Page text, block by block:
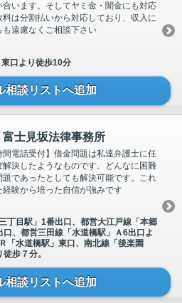
います。そしてヤミ金・闇金にも対応
料は分割払いから対応しており、収入に
遠慮なくご相談下さい
口より徒歩10分
相談リストへ追加
富士見坂法律事務所
間電話受付】借金問題は私達弁護士に任
決したようなものです。どんなに困難
であったとしても解決可能です。これ
経験から培った自信が強みです
丁目駅」1番出口、都営大江戸線「本郷
口、都営三田線「水道橋駅」Ａ6出口よ
「水道橋駅」東口、南北線「後楽園
歩７分。
相談リストへ追加